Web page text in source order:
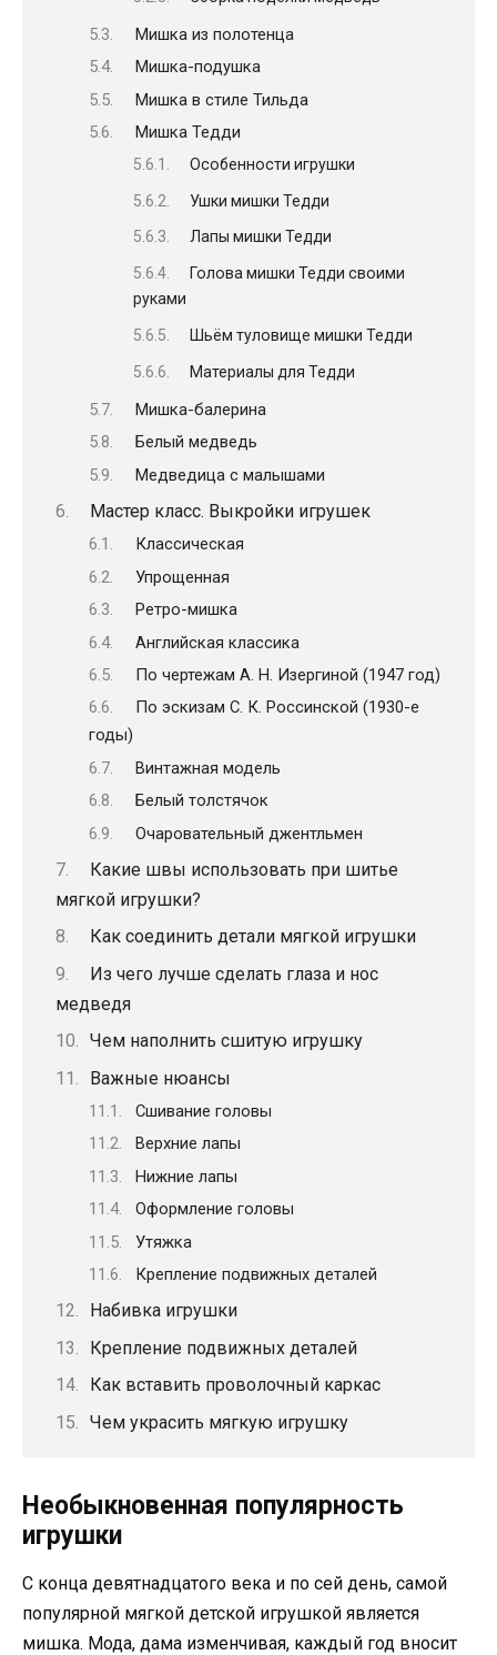
Мишка из полотенца
Мишка-подушка
Мишка в стиле Тильда
Мишка Тедди
Особенности игрушки
Ушки мишки Тедди
Лапы мишки Тедди
Голова мишки Тедди своими
руками
Шьём туловище мишки Тедди
Материалы для Тедди
Мишка-балерина
Белый медведь
Медведица с малышами
Мастер класс. Выкройки игрушек
Классическая
Упрощенная
Ретро-мишка
Английская классика
По чертежам А. Н. Изергиной (1947 год)
По эскизам С. К. Россинской (1930-е
годы)
Винтажная модель
Белый толстячок
Очаровательный джентльмен
Какие швы использовать при шитье
мягкой игрушки?
Как соединить детали мягкой игрушки
Из чего лучше сделать глаза и нос
медведя
Чем наполнить сшитую игрушку
Важные нюансы
Сшивание головы
Верхние лапы
Нижние лапы
Оформление головы
Утяжка
Крепление подвижных деталей
Набивка игрушки
Крепление подвижных деталей
Как вставить проволочный каркас
Чем украсить мягкую игрушку
Необыкновенная популярность
игрушки
С конца девятнадцатого века и по сей день, самой
популярной мягкой детской игрушкой является
мишка. Мода, дама изменчивая, каждый год вносит